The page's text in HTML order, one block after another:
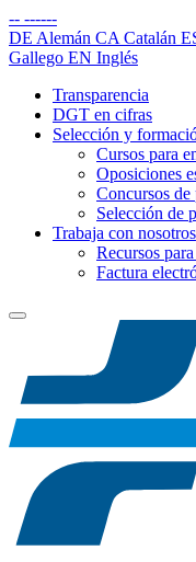
-- ------
DE Alemán CA Catalán
Gallego EN Inglés
Transparencia
DGT en cifras
Selección y
Cursos para
Oposiciones
Concursos
Selección de
Trabaja con nosotros
Recursos
Factura